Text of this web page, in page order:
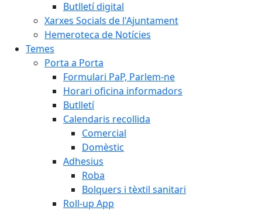
Butlletí digital
Xarxes Socials de l'Ajuntament
Hemeroteca de Notícies
Temes
Porta a Porta
Formulari PaP, Parlem-ne
Horari oficina informadors
Butlletí
Calendaris recollida
Comercial
Domèstic
Adhesius
Roba
Bolquers i tèxtil sanitari
Roll-up App